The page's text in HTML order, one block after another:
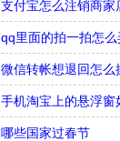
支付宝怎么注销商家
qq里面的拍一拍怎么
微信转帐想退回怎么
手机淘宝上的悬浮窗
哪些国家过春节